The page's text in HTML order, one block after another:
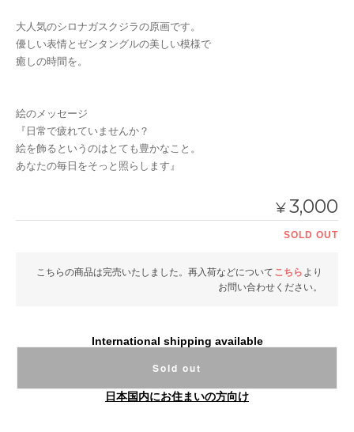
大人気のシロナガスクジラの原画です。
優しい表情とゼンタングルの美しい模様で
癒しの時間を。
絵のメッセージ
『日常で疲れていませんか？
絵を飾るというのはとても豊かなこと。
あなたの毎日をそっと照らします』
¥3,000
SOLD OUT
こちらの商品は完売いたしました。再入荷などについて こちら より
お問い合わせください。
International shipping available
Sold out
日本国内にお住まいの方向け